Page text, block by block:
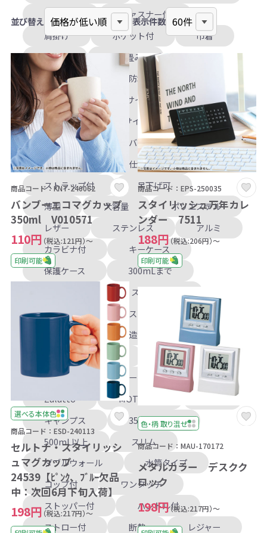
ファスナー付
肩掛け
ポケット付
巾着
2WAY
折り畳み
保冷・保温
防水
SSサイズ
Sサイズ
Mサイズ
Lサイズ
トート
オーバル型
バニティ型
スクエア型
仕切りあり
ストラップ付
吊下げ可
薄型
大容量
ポリエステル
レザー
ステンレス
アルミ
カラビナ付
キーケース
保護ケース
300mLまで
ストレート型
ラウンド型
スタッキング
二重構造
フタつき
耐熱
キャンプ
オフィス
サーモス
Zalatto
MOTTERU
象印
キャンプス
350～500mL
500mL以上
スリム
ダブルウォール
水筒タイプ
コップ付
ワンタッチ
ストッパー付
ハンドル付
ストロー付
断熱
レジャー
並び替え 表示件数
商品コード：KNT-240062
バンブーエコマグカップ
350ml V010571
110円 （税込:121円）～
印刷可能
商品コード：EPS-250035
スタイリッシュ万年カレ
ンダー 7511
188円（税込:206円）～
印刷可能
選べる本体色
商品コード：ESD-240113
セルトナ・スタイリッシ
ュマグカップ
24539【ﾋﾟﾝｸ、ﾌﾞﾙｰ欠品
中：次回6月下旬入荷】
198円 （税込:217円）～
色・柄 取り混ぜ
商品コード：MAU-170172
メタルカラー デスクク
ロック
198円（税込:217円）～